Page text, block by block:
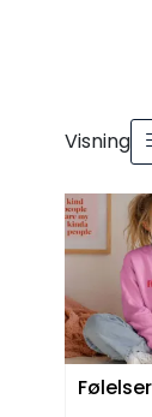
Visning